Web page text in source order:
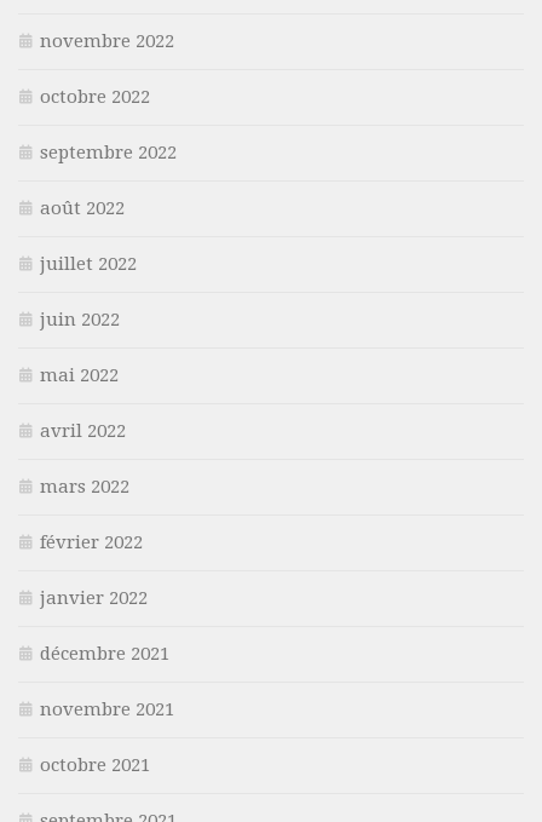
novembre 2022
octobre 2022
septembre 2022
août 2022
juillet 2022
juin 2022
mai 2022
avril 2022
mars 2022
février 2022
janvier 2022
décembre 2021
novembre 2021
octobre 2021